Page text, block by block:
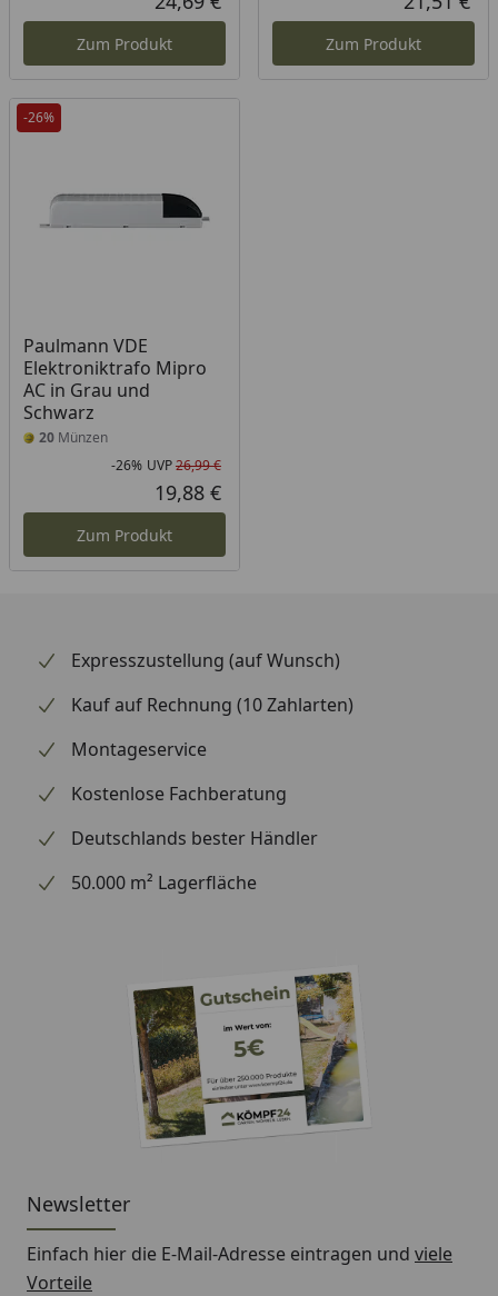
Aktueller Preis
Zum Produkt Zum Produkt
-26%
Paulmann VDE
Elektroniktrafo Mipro
AC in Grau und
Schwarz
20 Münzen
Rabatt in Prozent
-26%
Ursprünglicher Preis
UVP26,99 €
Aktueller Preis
19,88 €
Zum Produkt
Expresszustellung (auf Wunsch)
Kauf auf Rechnung (10 Zahlarten)
Montageservice
Kostenlose Fachberatung
Deutschlands bester Händler
50.000 m² Lagerfläche
Newsletter
Einfach hier die E-Mail-Adresse eintragen und viele
Vorteile